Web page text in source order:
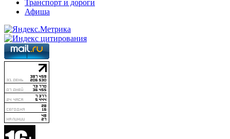
Транспорт и дороги
Афиша